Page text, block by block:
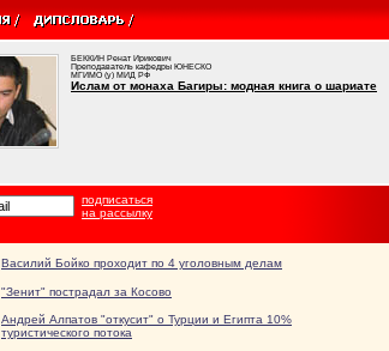
БЕККИН Ренат Ирикович
Преподаватель кафедры ЮНЕСКО
МГИМО (у) МИД РФ
Ислам от монаха Багиры: модная книга о шариате
подписаться
на рассылку
Василий Бойко проходит по 4 уголовным делам
"Зенит" пострадал за Косово
Андрей Алпатов "откусит" о Турции и Египта 10%
туристического потока